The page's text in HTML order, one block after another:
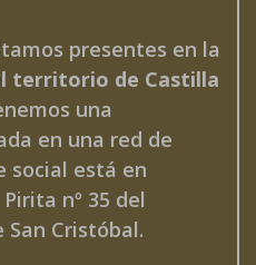
presentes en la
territorio de Castilla
una
en una red de
social está en
nº 35 del
Cristóbal.